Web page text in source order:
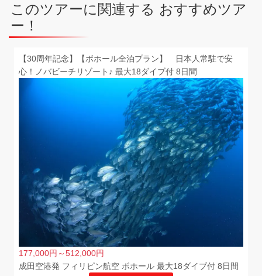
このツアーに関連する おすすめツア
ー！
【30周年記念】【ボホール全泊プラン】 日本人常駐で安
心！ノバビーチリゾート♪ 最大18ダイブ付 8日間
177,000円 ～512,000円
成田空港発 フィリピン航空 ボホール 最大18ダイブ付 8日間